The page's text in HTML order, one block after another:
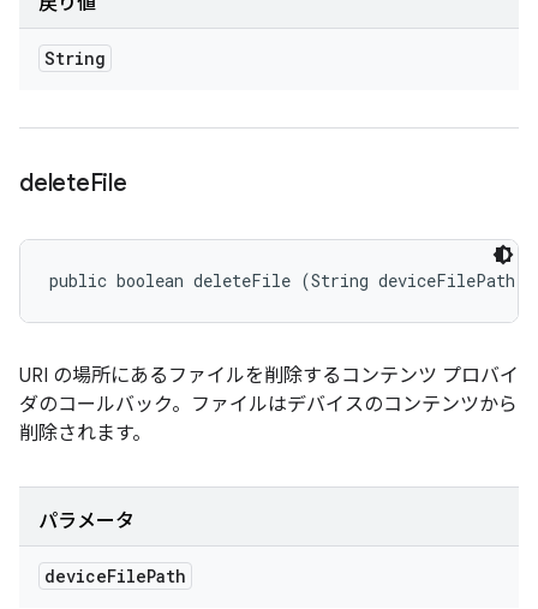
String
deleteFile
public boolean deleteFile (String deviceFilePath)
URI の場所にあるファイルを削除するコンテンツ プロバイ
ダのコールバック。ファイルはデバイスのコンテンツから
削除されます。
パラメータ
deviceFilePath